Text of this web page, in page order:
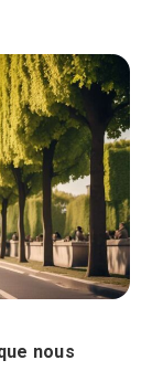
nous